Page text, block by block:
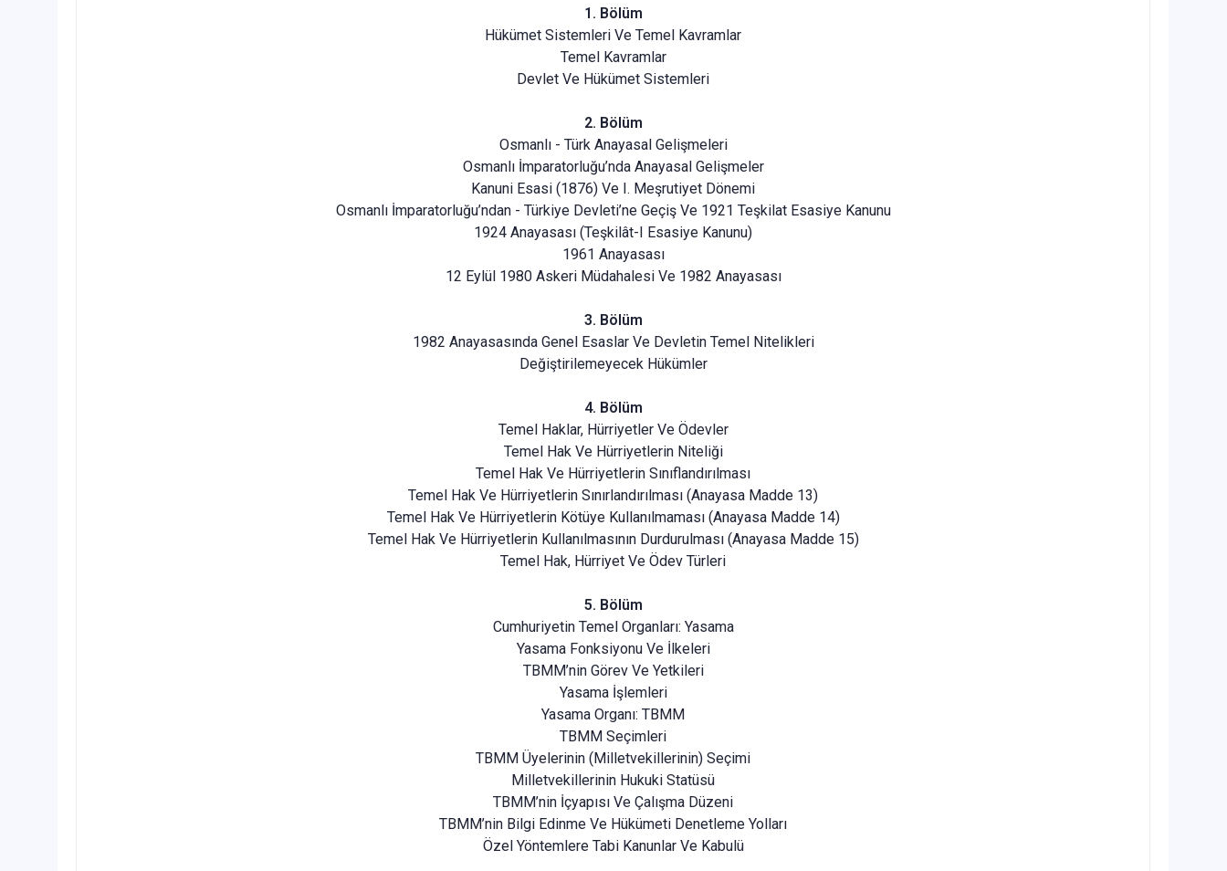
1. Bölüm
Hükümet Sistemleri Ve Temel Kavramlar
Temel Kavramlar
Devlet Ve Hükümet Sistemleri
2. Bölüm
Osmanlı - Türk Anayasal Gelişmeleri
Osmanlı İmparatorluğu’nda Anayasal Gelişmeler
Kanuni Esasi (1876) Ve I. Meşrutiyet Dönemi
Osmanlı İmparatorluğu’ndan - Türkiye Devleti’ne Geçiş Ve 1921 Teşkilat Esasiye Kanunu
1924 Anayasası (Teşkilât-I Esasiye Kanunu)
1961 Anayasası
12 Eylül 1980 Askeri Müdahalesi Ve 1982 Anayasası
3. Bölüm
1982 Anayasasında Genel Esaslar Ve Devletin Temel Nitelikleri
Değiştirilemeyecek Hükümler
4. Bölüm
Temel Haklar, Hürriyetler Ve Ödevler
Temel Hak Ve Hürriyetlerin Niteliği
Temel Hak Ve Hürriyetlerin Sınıflandırılması
Temel Hak Ve Hürriyetlerin Sınırlandırılması (Anayasa Madde 13)
Temel Hak Ve Hürriyetlerin Kötüye Kullanılmaması (Anayasa Madde 14)
Temel Hak Ve Hürriyetlerin Kullanılmasının Durdurulması (Anayasa Madde 15)
Temel Hak, Hürriyet Ve Ödev Türleri
5. Bölüm
Cumhuriyetin Temel Organları: Yasama
Yasama Fonksiyonu Ve İlkeleri
TBMM’nin Görev Ve Yetkileri
Yasama İşlemleri
Yasama Organı: TBMM
TBMM Seçimleri
TBMM Üyelerinin (Milletvekillerinin) Seçimi
Milletvekillerinin Hukuki Statüsü
TBMM’nin İçyapısı Ve Çalışma Düzeni
TBMM’nin Bilgi Edinme Ve Hükümeti Denetleme Yolları
Özel Yöntemlere Tabi Kanunlar Ve Kabulü